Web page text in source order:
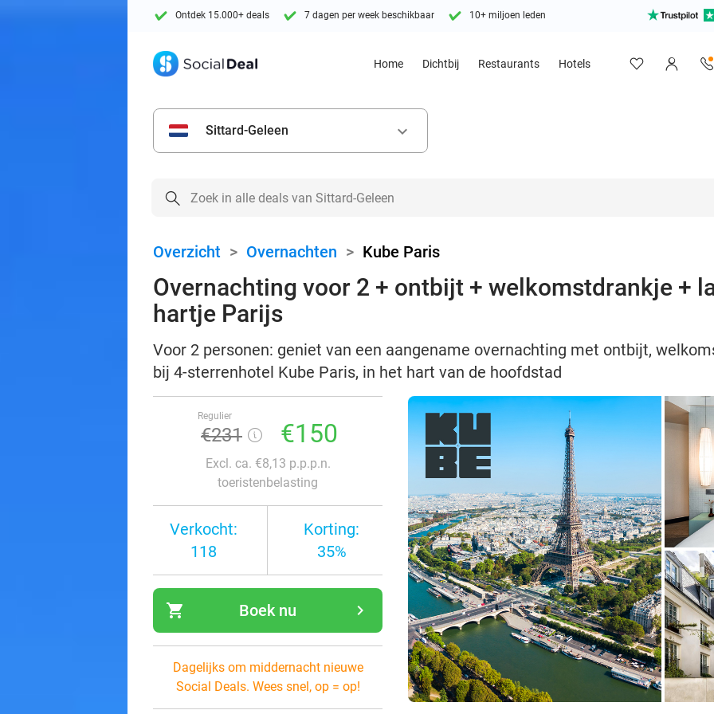
Ontdek 15.000+ deals 7 dagen per week beschikbaar 10+ miljoen leden
Home Dichtbij Restaurants Hotels
Sittard-Geleen keyboard_arrow_down
Overzicht > Overnachten > Kube Paris
Overnachting voor 2 + ontbijt + welkomstdrankje +
hartje Parijs
Voor 2 personen: geniet van een aangename overnachting met ontbijt,
bij 4-sterrenhotel Kube Paris, in het hart van de hoofdstad
Regulier
€231 €150
Excl. ca. €8,13 p.p.p.n.
toeristenbelasting
Verkocht:
118
Korting:
35%
shopping_cart navigate_next
Boek nu
Dagelijks om middernacht nieuwe
Social Deals. Wees snel, op = op!